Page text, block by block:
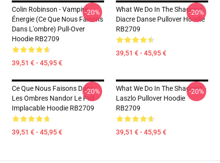
Colin Robinson - Vampire
Énergie (Ce Que Nous Faisons
Dans L'ombre) Pull-Over
Hoodie RB2709
39,51 € - 45,95 €
-20%
What We Do In The Shadows
Diacre Danse Pullover Hoodie
RB2709
39,51 € - 45,95 €
-20%
Ce Que Nous Faisons Dans
Les Ombres Nandor Le Pull
Implacable Hoodie RB2709
39,51 € - 45,95 €
-20%
What We Do In The Shadows -
Laszlo Pullover Hoodie
RB2709
39,51 € - 45,95 €
-20%